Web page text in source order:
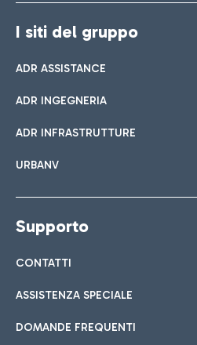
I siti del gruppo
ADR ASSISTANCE
ADR INGEGNERIA
ADR INFRASTRUTTURE
URBANV
Supporto
CONTATTI
ASSISTENZA SPECIALE
DOMANDE FREQUENTI